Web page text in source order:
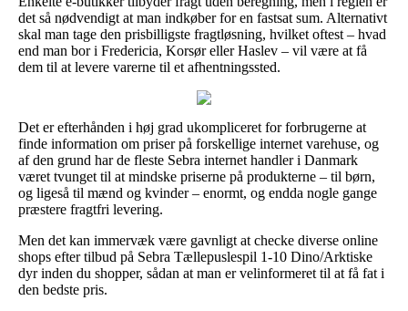
det så nødvendigt at man indkøber for en fastsat sum. Alternativt
skal man tage den prisbilligste fragtløsning, hvilket oftest – hvad
end man bor i Fredericia, Korsør eller Haslev – vil være at få
dem til at levere varerne til et afhentningssted.
Det er efterhånden i høj grad ukompliceret for forbrugerne at
finde information om priser på forskellige internet varehuse, og
af den grund har de fleste Sebra internet handler i Danmark
været tvunget til at mindske priserne på produkterne – til børn,
og ligeså til mænd og kvinder – enormt, og endda nogle gange
præstere fragtfri levering.
Men det kan immervæk være gavnligt at checke diverse online
shops efter tilbud på Sebra Tællepuslespil 1-10 Dino/Arktiske
dyr inden du shopper, sådan at man er velinformeret til at få fat i
den bedste pris.